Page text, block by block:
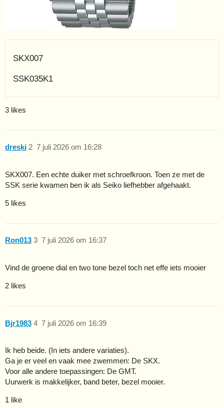
SKX007
SSK035K1
3 likes
dreski 7 juli 2026 om 16:28
2
SKX007. Een echte duiker met schroefkroon. Toen ze met de
SSK serie kwamen ben ik als Seiko liefhebber afgehaakt.
5 likes
Ron013 7 juli 2026 om 16:37
3
Vind de groene dial en two tone bezel toch net effe iets mooier
2 likes
Bjr1983 7 juli 2026 om 16:39
4
Ik heb beide. (In iets andere variaties).
Ga je er veel en vaak mee zwemmen: De SKX.
Voor alle andere toepassingen: De GMT.
Uurwerk is makkelijker, band beter, bezel mooier.
1 like